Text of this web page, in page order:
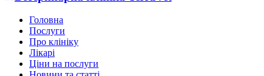
Головна
Послуги
Про клініку
Лікарі
Ціни на послуги